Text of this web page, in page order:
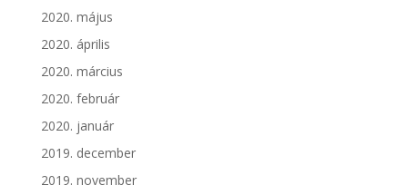
2020. május
2020. április
2020. március
2020. február
2020. január
2019. december
2019. november